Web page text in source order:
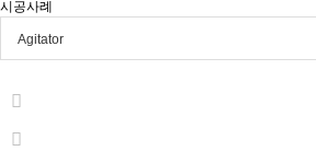
시공사례
Agitator